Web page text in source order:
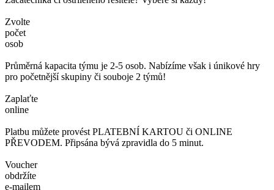
Zvolte
počet
osob
Průměrná kapacita týmu je 2-5 osob. Nabízíme však i únikové hry
pro početnější skupiny či souboje 2 týmů!
Zaplaťte
online
Platbu můžete provést PLATEBNÍ KARTOU či ONLINE
PŘEVODEM. Připsána bývá zpravidla do 5 minut.
Voucher
obdržíte
e-mailem